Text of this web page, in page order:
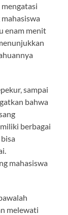
enam menit
sampai
bahwa
berbagai
mahasiswa
melewati